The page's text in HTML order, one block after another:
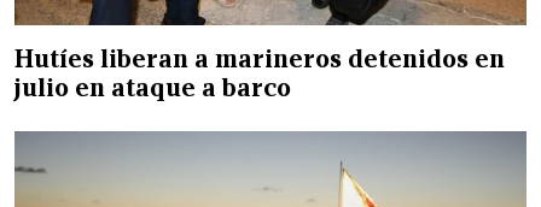
Hutíes liberan a marineros detenidos en
julio en ataque a barco